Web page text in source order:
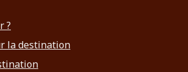
?
la destination